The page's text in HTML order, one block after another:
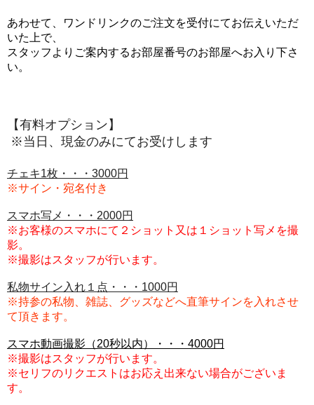
あわせて、ワンドリンクのご注文を受付にてお伝えいただ
いた上で、
スタッフよりご案内するお部屋番号のお部屋へお入り下さ
い。
【有料オプション】
※当日、現金のみにてお受けします
チェキ1枚・・・3000円
※サイン・宛名付き
スマホ写メ・・・2000円
※お客様のスマホにて２ショット又は １ショット写メを撮
影。
※撮影はスタッフが行います。
私物サイン入れ１点 ・・・1000円
※持参の私物、雑誌、グッズなどへ直筆サインを入れさせ
て頂きます。
スマホ動画撮影（20秒以内）・・・4000円
※撮影はスタッフが行います。
※セリフのリクエストはお応え出来ない場合がございま
す。